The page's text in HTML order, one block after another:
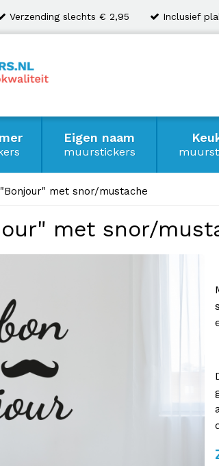
Verzending slechts € 2,95 Inclusief
Eigen naam
muurstickers
met snor/mustache
met snor/